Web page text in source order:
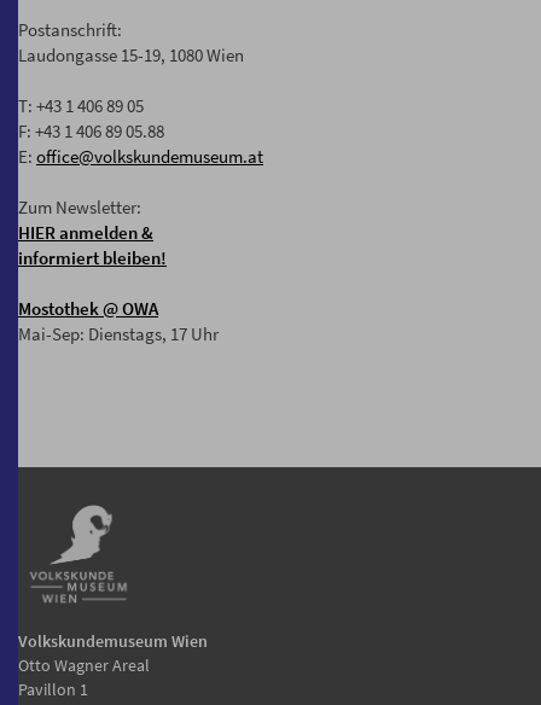
Postanschrift:
Laudongasse 15-19, 1080 Wien
T: +43 1 406 89 05
F: +43 1 406 89 05.88
E: office@volkskundemuseum.at
Zum Newsletter:
HIER anmelden &
informiert bleiben!
Mostothek@ OWA
Mai-Sep: Dienstags, 17 Uhr
Volkskundemuseum Wien
Otto Wagner Areal
Pavillon 1